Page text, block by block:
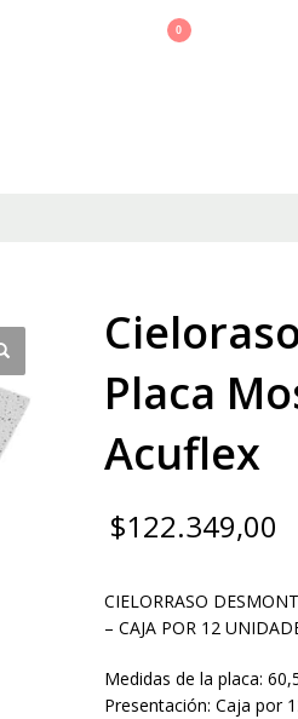
Placa
Acuflex
$122.349,00
CIELORRASO
– CAJA POR 12
Medidas de la placa:
Presentación: Caja por